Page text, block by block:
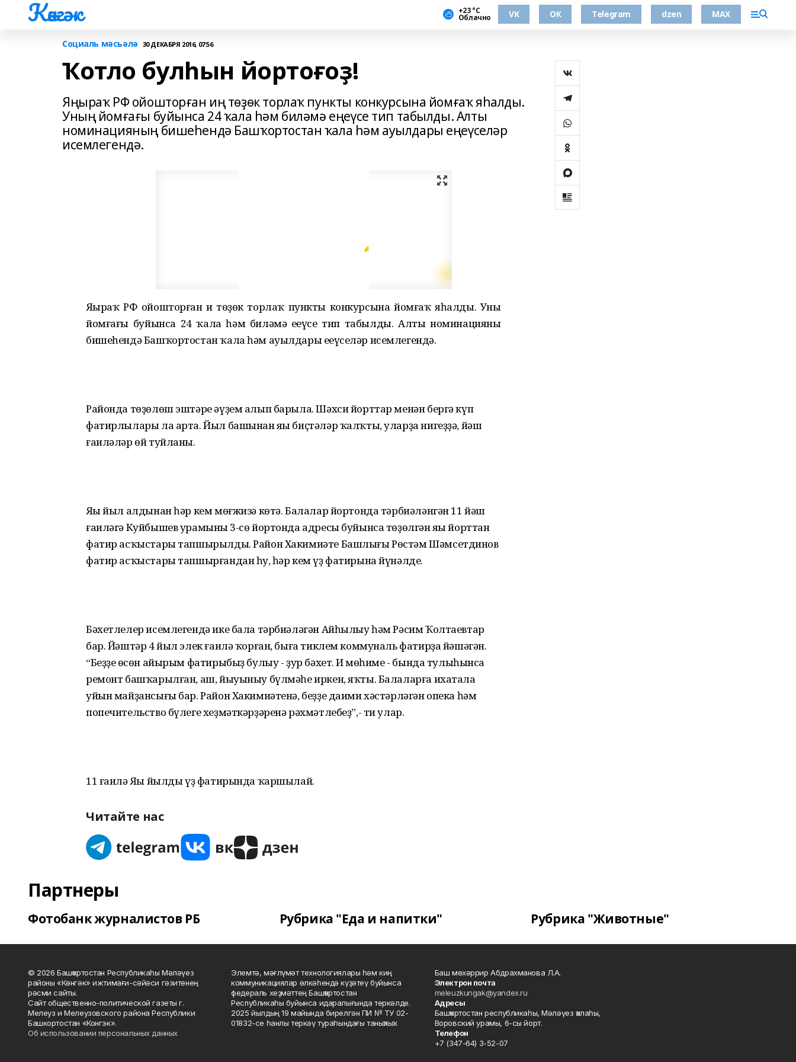
Көнгәк +23 °С
Облачно VK ОК Telegram dzen MAX
Социаль мәсьәлә 30 ДЕКАБРЯ 2016, 07:56
Ҡотло булһын йортоғоҙ!
Яңыраҡ РФ ойошторған иң төҙөк торлаҡ пункты конкурсына йомғаҡ яһалды.
Уның йомғағы буйынса 24 ҡала һәм биләмә еңеүсе тип табылды. Алты
номинацияның бишеһендә Башҡортостан ҡала һәм ауылдары еңеүселәр
исемлегендә.
Яңыраҡ РФ ойошторған иң төҙөк торлаҡ пункты конкурсына йомғаҡ яһалды. Уның
йомғағы буйынса 24 ҡала һәм биләмә еңеүсе тип табылды. Алты номинацияның
бишеһендә Башҡортостан ҡала һәм ауылдары еңеүселәр исемлегендә.
Районда төҙөлөш эштәре әүҙем алып барыла. Шәхси йорттар менән бергә күп
фатирлылары ла арта. Йыл башынан яңы биҫтәләр ҡалҡты, уларҙа нигеҙҙә, йәш
ғаиләләр өй туйланы.
Яңы йыл алдынан һәр кем мөғжизә көтә. Балалар йортонда тәрбиәләнгән 11 йәш
ғаиләгә Куйбышев урамының 3-сө йортонда адресы буйынса төҙөлгән яңы йорттан
фатир асҡыстары тапшырылды. Район Хакимиәте Башлығы Рөстәм Шәмсетдинов
фатир асҡыстары тапшырғандан һуң, һәр кем үҙ фатирына йүнәлде.
Бәхетлелер исемлегендә ике бала тәрбиәләгән Айһылыу һәм Рәсим Ҡолтаевтар
бар. Йәштәр 4 йыл элек ғаилә ҡорған, быға тиклем коммуналь фатирҙа йәшәгән.
“Беҙҙең өсөн айырым фатирыбыҙ булыу - ҙур бәхет. Иң мөһиме - бында тулыһынса
ремонт башҡарылған, аш, йыуыныу бүлмәһе иркен, яҡты. Балаларға ихатала
уйын майҙансығы бар. Район Хакимиәтенә, беҙҙе даими хәстәрләгән опека һәм
попечительство бүлеге хеҙмәткәрҙәренә рәхмәтлебеҙ”,- ти улар.
11 ғаилә Яңы йылды үҙ фатирында ҡаршылай.
Читайте нас
Партнеры
Фотобанк журналистов РБ Рубрика "Еда и напитки" Рубрика "Животные"
© 2026 Башҡортостан Республикаһы Мәләүез
районы «Көнгәк» ижтимағи-сәйәси гәзитенең
рәсми сайты.
Сайт общественно-политической газеты г.
Мелеуз и Мелеузовского района Республики
Башкортостан «Конгэк».
Об использовании персональных данных
Элемтә, мәғлүмәт технологиялары һәм киң
коммуникациялар өлкәһендә күҙәтеү буйынса
федераль хеҙмәттең Башҡортостан
Республикаһы буйынса идаралығында теркәлде.
2025 йылдың 19 майында бирелгән ПИ № ТУ 02-
01832-се һанлы теркәү тураһындағы таныҡлыҡ.
Баш мөхәррир Абдрахманова Л.А.
Электрон почта
meleuzkungak@yandex.ru
Адресы
Башҡортостан республикаһы, Мәләүез ҡалаһы,
Воровский урамы, 6-сы йорт.
Телефон
+7 (347-64) 3-52-07